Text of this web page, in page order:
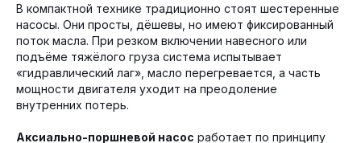
В компактной технике традиционно стоят шестеренные
насосы. Они просты, дёшевы, но имеют фиксированный
поток масла. При резком включении навесного или
подъёме тяжёлого груза система испытывает
«гидравлический лаг», масло перегревается, а часть
мощности двигателя уходит на преодоление
внутренних потерь.
Аксиально-поршневой насос работает по принципу